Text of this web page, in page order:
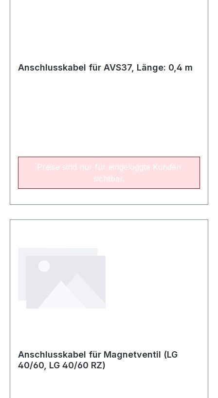
Anschlusskabel für AVS37, Länge: 0,4 m
Preise sind nur für eingeloggte Kunden
sichtbar.
Anschlusskabel für Magnetventil (LG
40/60, LG 40/60 RZ)